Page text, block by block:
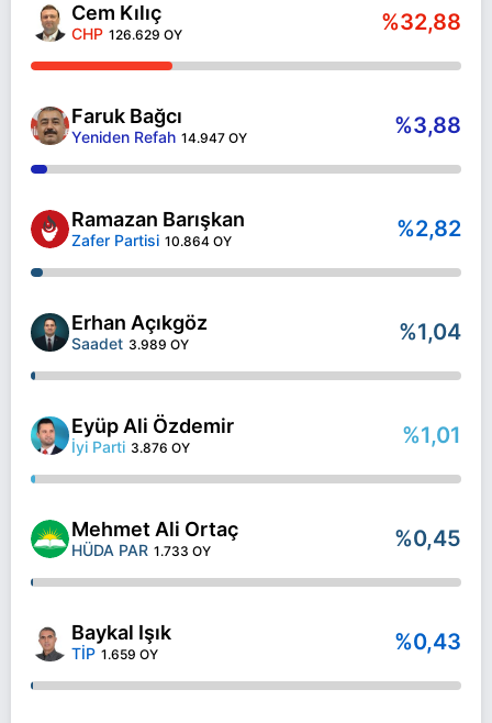
Cem Kılıç
CHP 126.629 OY %32,88
Faruk Bağcı
Yeniden Refah 14.947 OY %3,88
Ramazan Barışkan
Zafer Partisi 10.864 OY %2,82
Erhan Açıkgöz
Saadet 3.989 OY %1,04
Eyüp Ali Özdemir
İyi Parti 3.876 OY %1,01
Mehmet Ali Ortaç
HÜDA PAR 1.733 OY %0,45
Baykal Işık
TİP 1.659 OY %0,43